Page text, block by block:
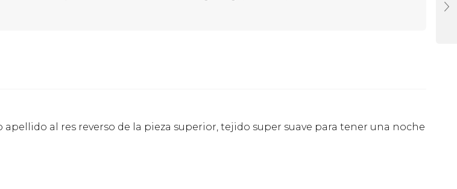
al res reverso de la pieza superior, tejido super suave para tener una noche